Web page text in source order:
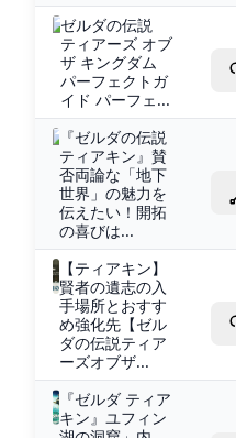
ゼルダの伝説
ティアーズ オブ
ザ キングダム
パーフェクトガ
イド パーフェ...
『ゼルダの伝説
ティアキン』賛
否両論な「地下
世界」の魅力を
伝えたい！開拓
の喜びは...
【ティアキン】
賢者の遺志の入
手場所とおすす
め強化先【ゼル
ダの伝説ティア
ーズオブザ...
『ゼルダ ティア
キン』ユフィン